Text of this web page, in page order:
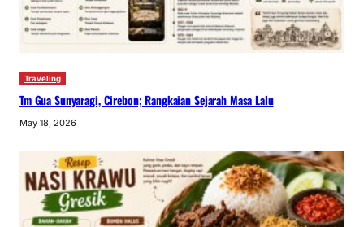
Traveling
Tm Gua Sunyaragi, Cirebon; Rangkaian Sejarah Masa Lalu
May 18, 2026